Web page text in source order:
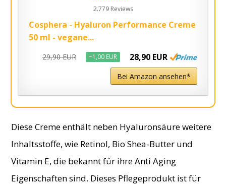
2.779 Reviews
Cosphera - Hyaluron Performance Creme
50 ml - vegane...
29,90 EUR −1,00 EUR 28,90 EUR
Bei Amazon ansehen*
Diese Creme enthält neben Hyaluronsäure weitere
Inhaltsstoffe, wie Retinol, Bio Shea-Butter und
Vitamin E, die bekannt für ihre Anti Aging
Eigenschaften sind. Dieses Pflegeprodukt ist für